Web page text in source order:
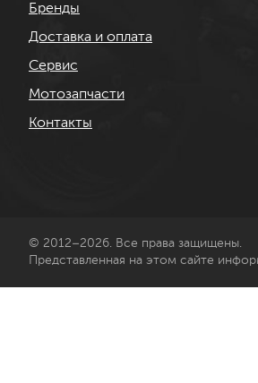
Бренды
Доставка и оплата
Сервис
Мотозапчасти
Контакты
© 2012–2026. Все права защищены.
Представленная на этом сайте